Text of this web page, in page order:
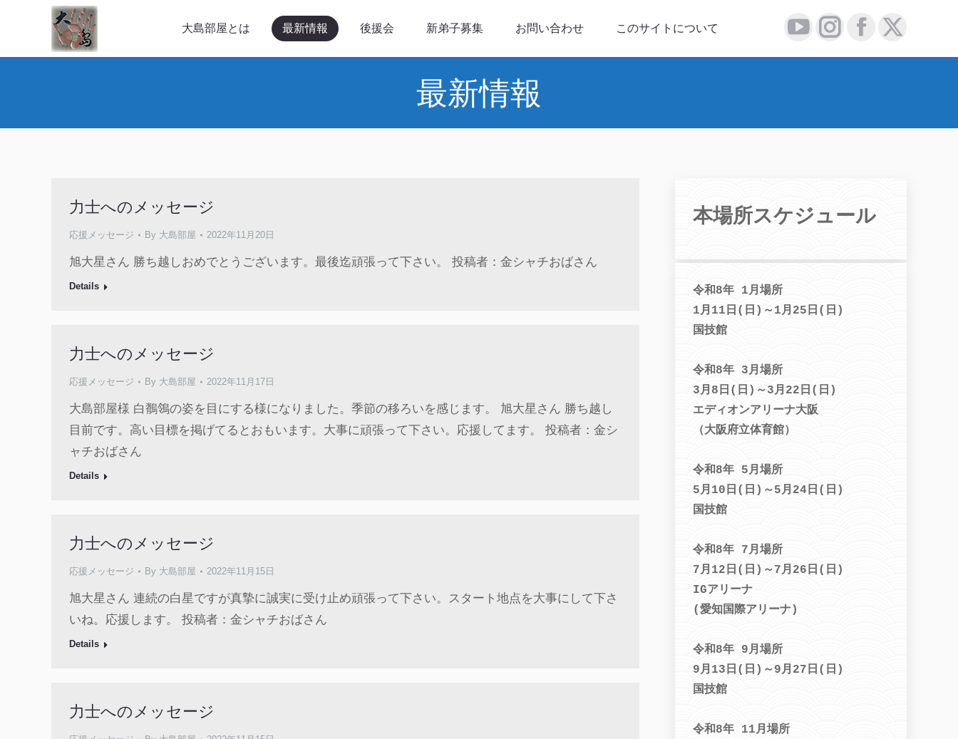
大島部屋とは 最新情報 後援会 新弟子募集 お問い合わせ
このサイトについて
YouTube
in
Instagram
in
Facebook
in
X
in
最新情報
力士へのメッセージ
応援メッセージ By 大島部屋 2022年11月20日
旭大星さん 勝ち越しおめでとうございます。最後迄頑張って下さい。 投稿者：金シャチおばさん
Details
力士へのメッセージ
応援メッセージ By 大島部屋 2022年11月17日
大島部屋様 白鶺鴒の姿を目にする様になりました。季節の移ろいを感じます。 旭大星さん 勝ち越し
目前です。高い目標を掲げてるとおもいます。大事に頑張って下さい。応援してます。 投稿者：金シ
ャチおばさん
Details
力士へのメッセージ
応援メッセージ By 大島部屋 2022年11月15日
旭大星さん 連続の白星ですが真摯に誠実に受け止め頑張って下さい。スタート地点を大事にして下さ
いね。応援します。 投稿者：金シャチおばさん
Details
力士へのメッセージ
本場所スケジュール
令和8年 1月場所
1月11日(日)～1月25日(日)
国技館
令和8年 3月場所
3月8日(日)～3月22日(日)
エディオンアリーナ大阪
（大阪府立体育館）
令和8年 5月場所
5月10日(日)～5月24日(日)
国技館
令和8年 7月場所
7月12日(日)～7月26日(日)
IGアリーナ
(愛知国際アリーナ)
令和8年 9月場所
9月13日(日)～9月27日(日)
国技館
令和8年 11月場所
大島部屋とは 最新情報 後援会 新弟子募集 お問い合わせ
このサイトについて
YouTubeInstagramFacebook
X